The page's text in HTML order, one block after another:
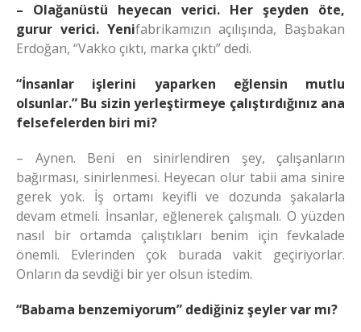
– Olağanüstü heyecan verici. Her şeyden öte,
gurur verici. Yenifabrikamızın açılışında, Başbakan
Erdoğan, “Vakko çıktı, marka çıktı” dedi.
“İnsanlar işlerini yaparken eğlensin mutlu
olsunlar.” Bu sizin yerleştirmeye çalıştırdığınız ana
felsefelerden biri mi?
– Aynen. Beni en sinirlendiren şey, çalışanların
bağırması, sinirlenmesi. Heyecan olur tabii ama sinire
gerek yok. İş ortamı keyifli ve dozunda şakalarla
devam etmeli. İnsanlar, eğlenerek çalışmalı. O yüzden
nasıl bir ortamda çalıştıkları benim için fevkalade
önemli. Evlerinden çok burada vakit geçiriyorlar.
Onların da sevdiği bir yer olsun istedim.
“Babama benzemiyorum” dediğiniz şeyler var mı?